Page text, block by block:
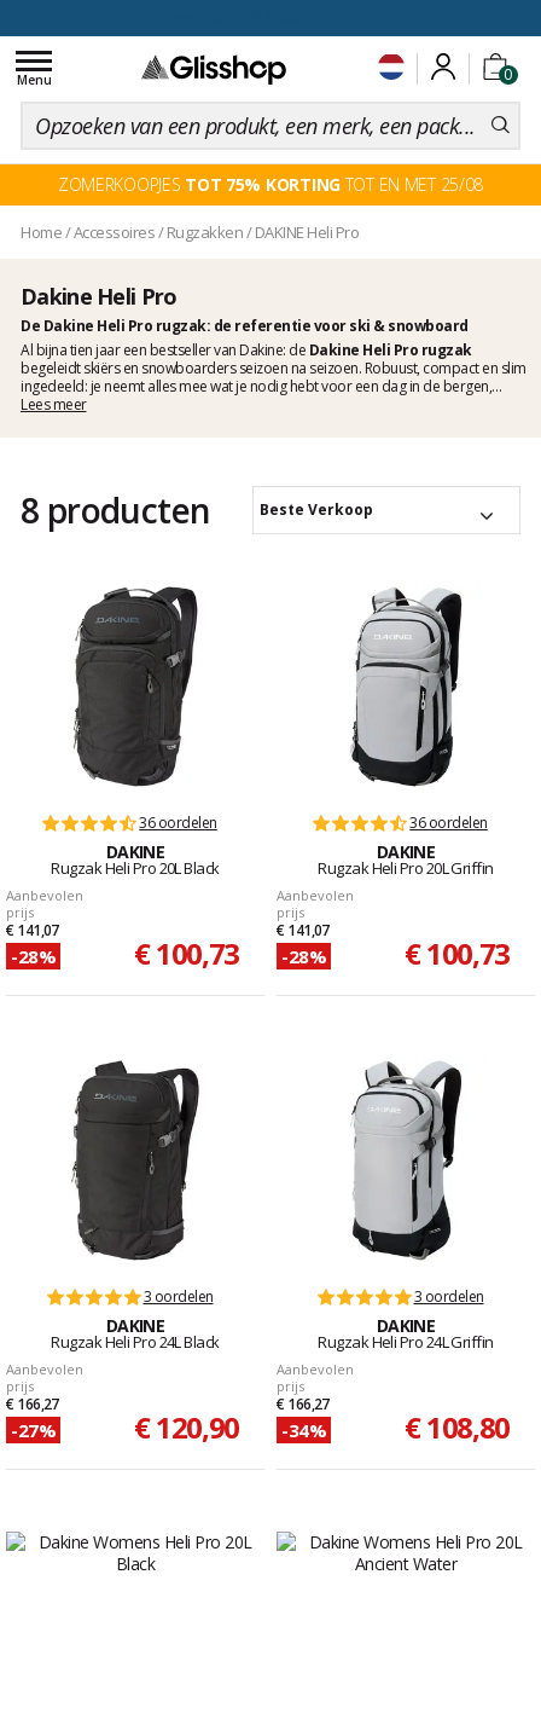
0
Toggle
navigation
Menu
ZOMERKOOPJES TOT 75% KORTINGTOT EN MET 25/08
Home/Accessoires/Rugzakken/DAKINE Heli Pro
Dakine Heli Pro
De Dakine Heli Pro rugzak: de referentie voor ski & snowboard
Al bijna tien jaar een bestseller van Dakine: de Dakine Heli Pro rugzak
begeleidt skiërs en snowboarders seizoen na seizoen. Robuust, compact en slim
ingedeeld: je neemt alles mee wat je nodig hebt voor een dag in de bergen,
zonder onnodige ballast. Verkrijgbaar in heren- en damesversie, met 20 en 24
Lees meer
8 producten Beste Verkoop
36 oordelen
DAKINE
Rugzak Heli Pro 20L Black
Aanbevolen
prijs
€ 141,07
-28% € 100,73
36 oordelen
DAKINE
Rugzak Heli Pro 20L Griffin
Aanbevolen
prijs
€ 141,07
-28% € 100,73
3 oordelen
DAKINE
Rugzak Heli Pro 24L Black
Aanbevolen
prijs
€ 166,27
-27% € 120,90
3 oordelen
DAKINE
Rugzak Heli Pro 24L Griffin
Aanbevolen
prijs
€ 166,27
-34% € 108,80